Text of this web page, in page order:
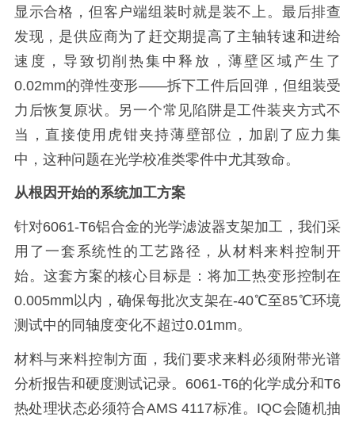
显示合格，但客户端组装时就是装不上。最后排查
发现，是供应商为了赶交期提高了主轴转速和进给
速度，导致切削热集中释放，薄壁区域产生了
0.02mm的弹性变形——拆下工件后回弹，但组装受
力后恢复原状。另一个常见陷阱是工件装夹方式不
当，直接使用虎钳夹持薄壁部位，加剧了应力集
中，这种问题在光学校准类零件中尤其致命。
从根因开始的系统加工方案
针对6061-T6铝合金的光学滤波器支架加工，我们采
用了一套系统性的工艺路径，从材料来料控制开
始。这套方案的核心目标是：将加工热变形控制在
0.005mm以内，确保每批次支架在-40℃至85℃环境
测试中的同轴度变化不超过0.01mm。
材料与来料控制方面，我们要求来料必须附带光谱
分析报告和硬度测试记录。6061-T6的化学成分和T6
热处理状态必须符合AMS 4117标准。IQC会随机抽